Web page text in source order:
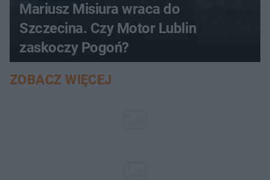
Mariusz Misiura wraca do
Szczecina. Czy Motor Lublin
zaskoczy Pogoń?
ZOBACZ WIĘCEJ